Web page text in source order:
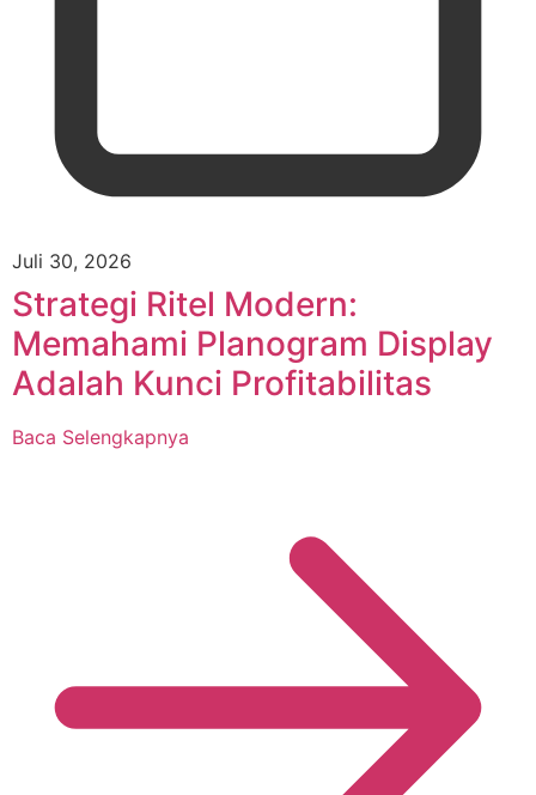
Juli 30, 2026
Strategi Ritel Modern:
Memahami Planogram Display
Adalah Kunci Profitabilitas
Baca Selengkapnya